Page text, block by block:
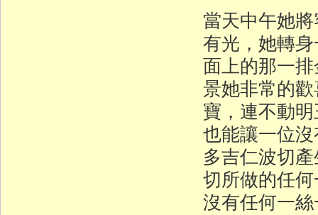
當天中午她
有光，她轉
面上的那一
景她非常的
寶，連不動
也能讓一位
多吉仁波切
切所做的任
沒有任何一